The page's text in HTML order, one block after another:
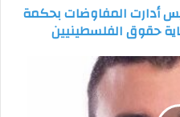
أدارت المفاوضات بحكمة
حقوق الفلسطينيين